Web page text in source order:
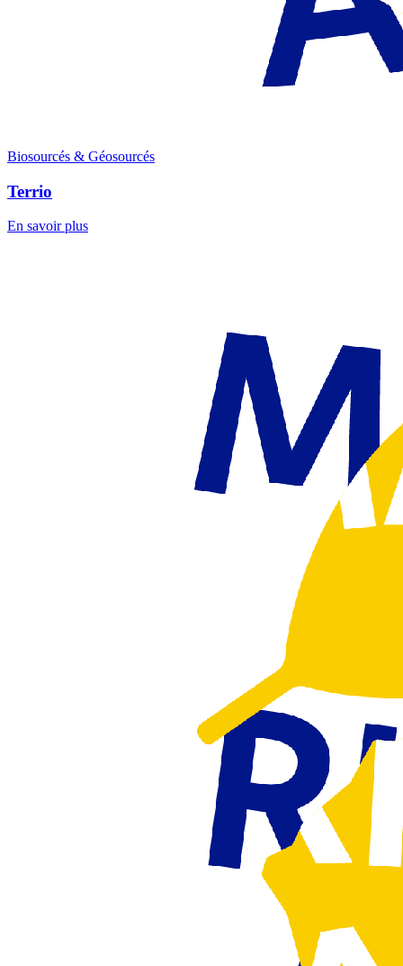
Biosourcés & Géosourcés
Terrio
En savoir plus